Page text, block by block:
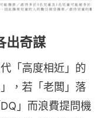
出奇謀
「高度相近」的
，若「老闆」落
」而浪費提問機